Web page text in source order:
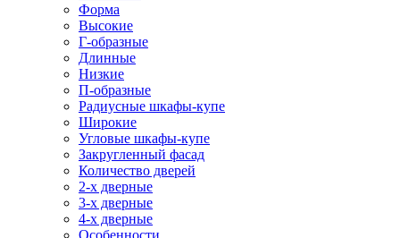
Форма
Высокие
Г-образные
Длинные
Низкие
П-образные
Радиусные шкафы-купе
Широкие
Угловые шкафы-купе
Закругленный фасад
Количество дверей
2-х дверные
3-х дверные
4-х дверные
Особенности